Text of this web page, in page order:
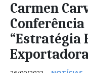
Carmen
“Estratégia